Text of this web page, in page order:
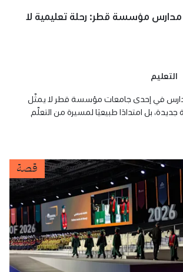
مؤسسة قطر: رحلة تعليمية لا
التعليم
في إحدى جامعات مؤسسة قطر لا يمثّل
بل امتدادًا طبيعيًا لمسيرة من التعلّم
قصة